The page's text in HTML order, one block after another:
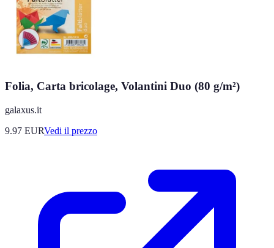
Folia, Carta bricolage, Volantini Duo (80 g/m²)
galaxus.it
9.97 EURVedi il prezzo